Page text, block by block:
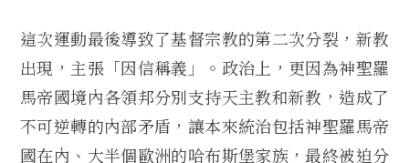
這次運動最後導致了基督宗教的第二次分裂，新教
出現，主張「因信稱義」。政治上，更因為神聖羅
馬帝國境內各領邦分別支持天主教和新教，造成了
不可逆轉的內部矛盾，讓本來統治包括神聖羅馬帝
國在內、大半個歐洲的哈布斯堡家族，最終被迫分